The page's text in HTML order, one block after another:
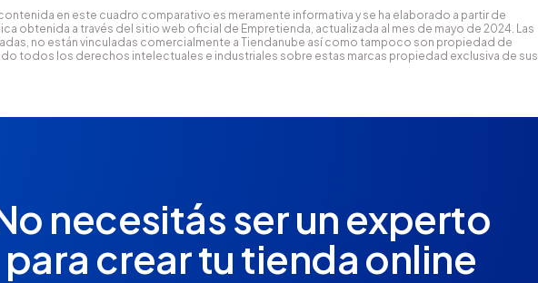
en este cuadro comparativo es meramente informativa y se ha elaborado a partir de
obtenida a través del sitio web oficial de Empretienda, actualizada al mes de mayo de 2024. Las
no están vinculadas comercialmente a Tiendanube así como tampoco son propiedad de
todos los derechos intelectuales e industriales sobre estas marcas propiedad exclusiva de sus
necesitás ser un experto
para crear tu tienda online